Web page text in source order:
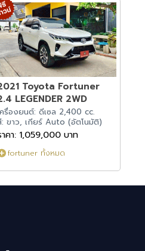
Toyota Fortuner
LEGENDER 2WD
รื่องยนต์: ดีเซล 2,400 cc.
ขาว, เกียร์ Auto (อัตโนมัติ)
คา: 1,059,000 บาท
fortuner ทั้งหมด